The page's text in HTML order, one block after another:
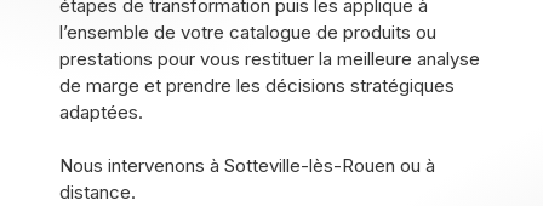
étapes de transformation puis les applique à
l’ensemble de votre catalogue de produits ou
prestations pour vous restituer la meilleure analyse
de marge et prendre les décisions stratégiques
adaptées.
Nous intervenons à Sotteville-lès-Rouen ou à
distance.